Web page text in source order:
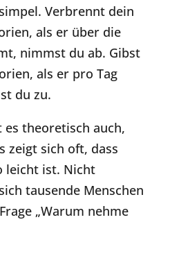
Verbrennt dein
als er über die
nimmst du ab. Gibst
als er pro Tag
du zu.
es theoretisch auch,
zeigt sich oft, dass
leicht ist. Nicht
tausende Menschen
„Warum nehme